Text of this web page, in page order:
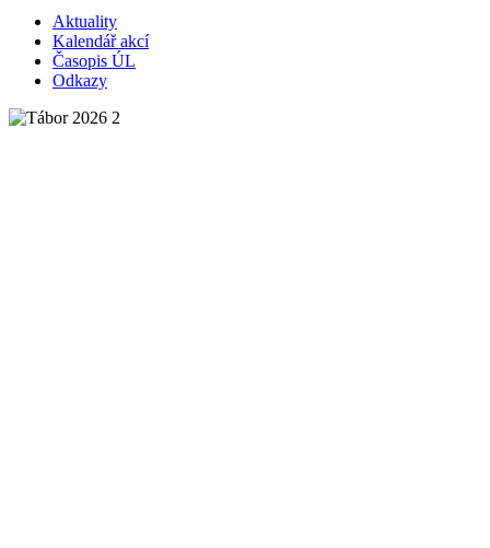
Aktuality
Kalendář akcí
Časopis ÚL
Odkazy